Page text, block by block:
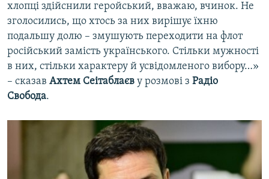
хлопці здійснили геройський, вважаю, вчинок. Не
зголосились, що хтось за них вирішує їхню
подальшу долю – змушують переходити на флот
російський замість українського. Стільки мужності
в них, стільки характеру й усвідомленого вибору…»
– сказав Ахтем Сеітаблаєв у розмові з Радіо
Свобода.